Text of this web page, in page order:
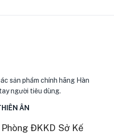
sản phẩm chính hãng Hàn
người tiêu dùng.
ÂN
ĐKKD Sở Kế